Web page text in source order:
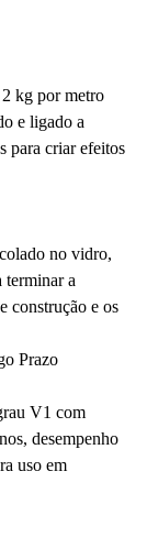
kg por metro
e ligado a
para criar efeitos
no vidro,
terminar a
construção e os
Prazo
V1 com
desempenho
uso em